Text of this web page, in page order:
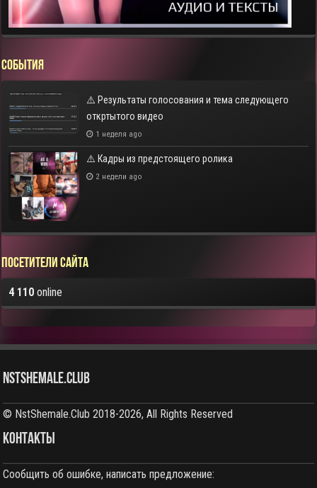
СОБЫТИЯ
⚠️ Результаты голосования и тема следующего
откртытого видео
1 неделя ago
⚠️ Кадры из предстоящего ролика
2 недели ago
Посетители сайта
4 110 online
NstShemale.Club
© NstShemale.Club 2018-2026, All Rights Reserved
КОНТАКТЫ
Сообщить об ошибке, написать предложение: